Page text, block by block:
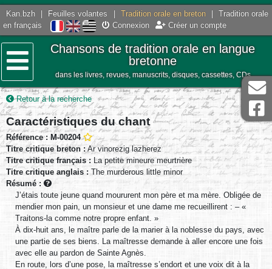
Kan.bzh Feuilles volantes Tradition orale en breton
Tradition orale
en français
Connexion Créer un compte
Menu
Chansons de tradition orale en langue
bretonne
dans les livres, revues, manuscrits, disques, cassettes, CDs
Retour à la recherche
Caractéristiques du chant
Référence : M-00204
Titre critique breton : Ar vinorezig lazherez
Titre critique français : La petite mineure meurtrière
Titre critique anglais : The murderous little minor
Résumé :
J’étais toute jeune quand moururent mon père et ma mère. Obligée de
mendier mon pain, un monsieur et une dame me recueillirent : – «
Traitons-la comme notre propre enfant. »
À dix-huit ans, le maître parle de la marier à la noblesse du pays, avec
une partie de ses biens. La maîtresse demande à aller encore une fois
avec elle au pardon de Sainte Agnès.
En route, lors d’une pose, la maîtresse s’endort et une voix dit à la